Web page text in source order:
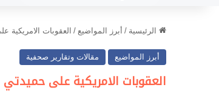
الرئيسية / أبرز المواضيع / العقوبات الامريكية
أبرز المواضيع مقالات وتقارير صحفية
العقوبات الامريكية على حميدتي